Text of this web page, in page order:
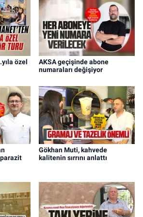
özel
AKSA geçişinde abone
numaraları değişiyor
Gökhan Muti, kahvede
kalitenin sırrını anlattı